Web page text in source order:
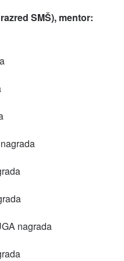
SMŠ), mentor:
nagrada